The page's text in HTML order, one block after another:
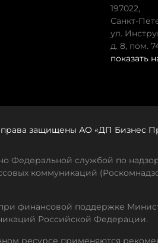
197022,
Санкт-
ул.
д. 8, пом.
показать
права защищены АО «ДП Бизнес
Федеральной службой по
коммуникаций
финансовой поддержке
Российской Федерации.
ресурсе применяются